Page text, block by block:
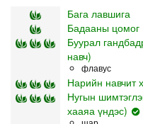
Бага лавшига
Бадааны цомог
Буурал
навч)
флавус
Нарийн навчит
Нугын
хааяа үндэс)